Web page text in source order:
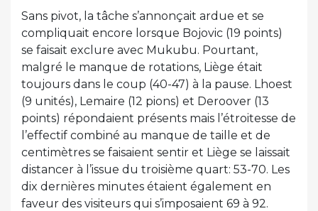
Sans pivot, la tâche s’annonçait ardue et se
compliquait encore lorsque Bojovic (19 points)
se faisait exclure avec Mukubu. Pourtant,
malgré le manque de rotations, Liège était
toujours dans le coup (40-47) à la pause. Lhoest
(9 unités), Lemaire (12 pions) et Deroover (13
points) répondaient présents mais l’étroitesse de
l’effectif combiné au manque de taille et de
centimètres se faisaient sentir et Liège se laissait
distancer à l’issue du troisième quart: 53-70. Les
dix dernières minutes étaient également en
faveur des visiteurs qui s’imposaient 69 à 92.